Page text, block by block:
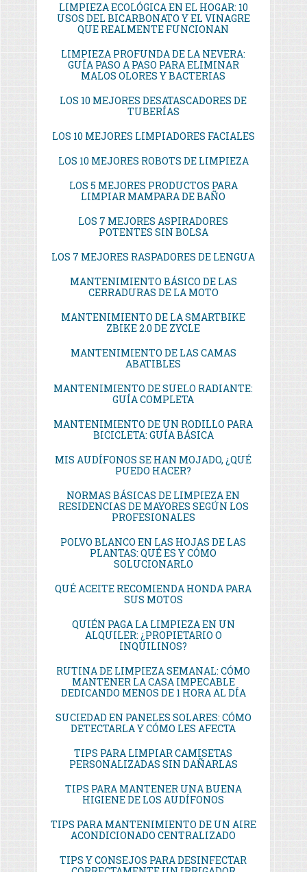
LIMPIEZA ECOLÓGICA EN EL HOGAR: 10
USOS DEL BICARBONATO Y EL VINAGRE
QUE REALMENTE FUNCIONAN
LIMPIEZA PROFUNDA DE LA NEVERA:
GUÍA PASO A PASO PARA ELIMINAR
MALOS OLORES Y BACTERIAS
LOS 10 MEJORES DESATASCADORES DE
TUBERÍAS
LOS 10 MEJORES LIMPIADORES FACIALES
LOS 10 MEJORES ROBOTS DE LIMPIEZA
LOS 5 MEJORES PRODUCTOS PARA
LIMPIAR MAMPARA DE BAÑO
LOS 7 MEJORES ASPIRADORES
POTENTES SIN BOLSA
LOS 7 MEJORES RASPADORES DE LENGUA
MANTENIMIENTO BÁSICO DE LAS
CERRADURAS DE LA MOTO
MANTENIMIENTO DE LA SMARTBIKE
ZBIKE 2.0 DE ZYCLE
MANTENIMIENTO DE LAS CAMAS
ABATIBLES
MANTENIMIENTO DE SUELO RADIANTE:
GUÍA COMPLETA
MANTENIMIENTO DE UN RODILLO PARA
BICICLETA: GUÍA BÁSICA
MIS AUDÍFONOS SE HAN MOJADO, ¿QUÉ
PUEDO HACER?
NORMAS BÁSICAS DE LIMPIEZA EN
RESIDENCIAS DE MAYORES SEGÚN LOS
PROFESIONALES
POLVO BLANCO EN LAS HOJAS DE LAS
PLANTAS: QUÉ ES Y CÓMO
SOLUCIONARLO
QUÉ ACEITE RECOMIENDA HONDA PARA
SUS MOTOS
QUIÉN PAGA LA LIMPIEZA EN UN
ALQUILER: ¿PROPIETARIO O
INQUILINOS?
RUTINA DE LIMPIEZA SEMANAL: CÓMO
MANTENER LA CASA IMPECABLE
DEDICANDO MENOS DE 1 HORA AL DÍA
SUCIEDAD EN PANELES SOLARES: CÓMO
DETECTARLA Y CÓMO LES AFECTA
TIPS PARA LIMPIAR CAMISETAS
PERSONALIZADAS SIN DAÑARLAS
TIPS PARA MANTENER UNA BUENA
HIGIENE DE LOS AUDÍFONOS
TIPS PARA MANTENIMIENTO DE UN AIRE
ACONDICIONADO CENTRALIZADO
TIPS Y CONSEJOS PARA DESINFECTAR